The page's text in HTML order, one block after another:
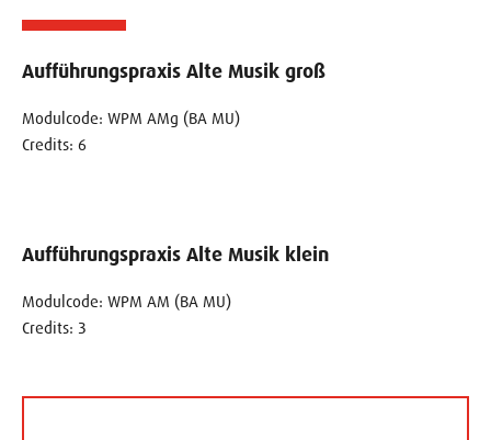
Aufführungspraxis Alte Musik groß
Modulcode: WPM AMg (BA MU)
Credits: 6
Aufführungspraxis Alte Musik klein
Modulcode: WPM AM (BA MU)
Credits: 3